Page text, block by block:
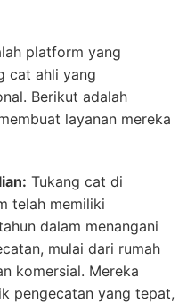
platform yang
cat ahli yang
Berikut adalah
layanan mereka
Tukang cat di
telah memiliki
dalam menangani
mulai dari rumah
komersial. Mereka
pengecatan yang tepat,